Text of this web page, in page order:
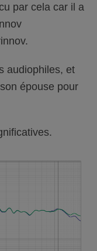
par cela car il a
audiophiles, et
épouse pour